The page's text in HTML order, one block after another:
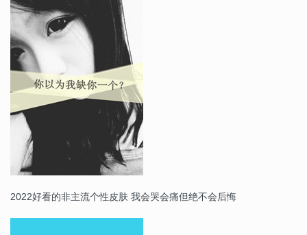
2022好看的非主流个性皮肤 我会哭会痛但绝不会后悔